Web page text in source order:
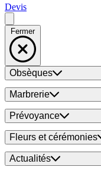
Devis
Fermer
Obsèques
Marbrerie
Prévoyance
Fleurs et cérémonies
Actualités